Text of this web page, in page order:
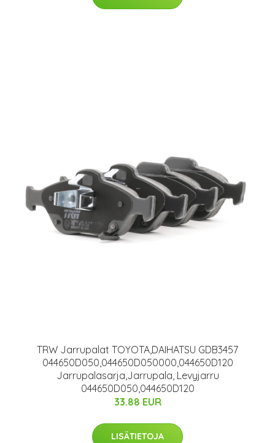
TRW Jarrupalat TOYOTA,DAIHATSU GDB3457
044650D050,044650D050000,044650D120
Jarrupalasarja,Jarrupala, Levyjarru
044650D050,044650D120
33.88 EUR
LISÄTIETOJA